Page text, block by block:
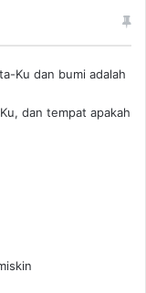
Ku dan bumi adalah
dan tempat apakah